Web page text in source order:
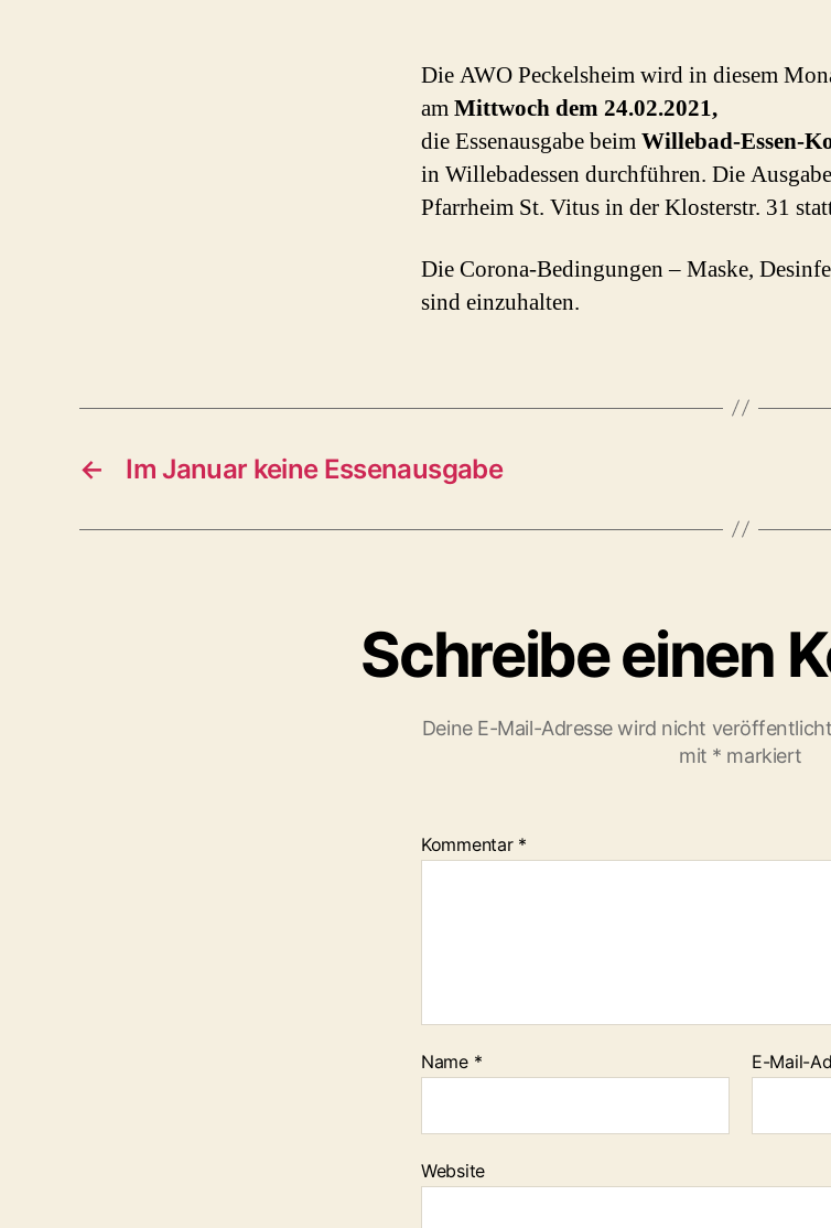
Die AWO Peckelsheim wird in diesem
amMittwoch dem 24.02.2021,
die Essenausgabe beimWillebad-Essen-
in Willebadessen durchführen. Die
Pfarrheim St. Vitus in der Klosterstr. 31
Die Corona-Bedingungen – Maske,
sind einzuhalten.
← Im Januar keine Essenausgabe
Schreibe einen
Deine E-Mail-Adresse wird nicht
mit * markiert
Kommentar *
Name * E-Mail-
Website